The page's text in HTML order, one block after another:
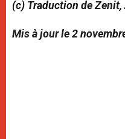
(c) Traduction de
Mis à jour le 2